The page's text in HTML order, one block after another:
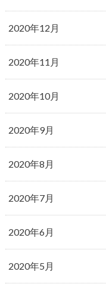
2020年12月
2020年11月
2020年10月
2020年9月
2020年8月
2020年7月
2020年6月
2020年5月